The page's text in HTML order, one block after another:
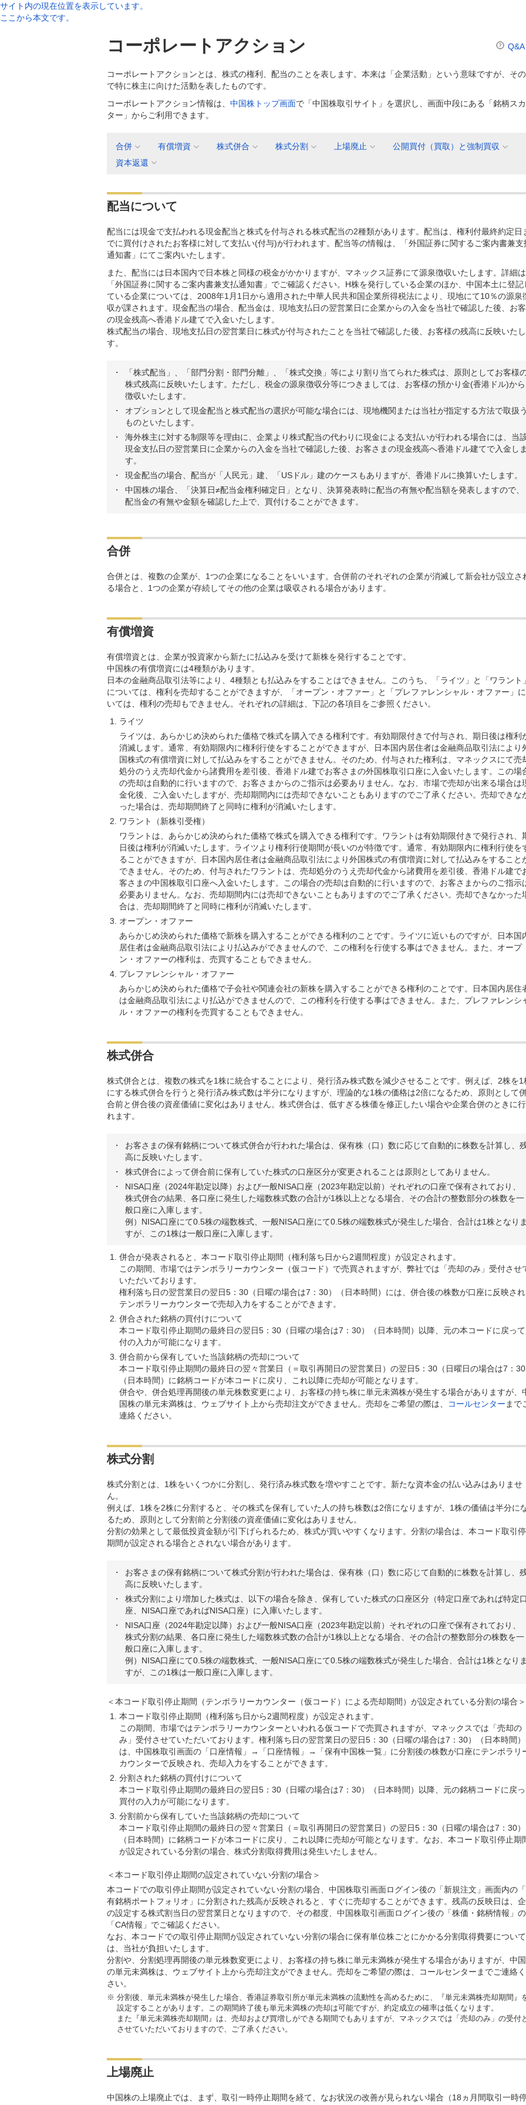
サイト内の現在位置を表示しています。
ここから本文です。
コーポレートアクション Q&A
コーポレートアクションとは、株式の権利、配当のことを表します。本来は「企業活動」という意味ですが、そ
で特に株主に向けた活動を表したものです。
コーポレートアクション情報は、 中国株トップ画面で「中国株取引サイト」を選択し、画面中段にある「銘柄ス
ター」からご利用できます。
合併 有償増資 株式併合 株式分割 上場廃止
公開買付（買取）と強制買収
資本返還
配当について
配当には現金で支払われる現金配当と株式を付与される株式配当の2種類があります。配当は、権利付最終約定日
でに買付けされたお客様に対して支払い(付与)が行われます。配当等の情報は、「外国証券に関するご案内書兼支
通知書」にてご案内いたします。
また、配当には日本国内で日本株と同様の税金がかかりますが、マネックス証券にて源泉徴収いたします。詳細は
「外国証券に関するご案内書兼支払通知書」でご確認ください。H株を発行している企業のほか、中国本土に登記
ている企業については、2008年1月1日から適用された中華人民共和国企業所得税法により、現地にて10％の源泉
収が課されます。現金配当の場合、配当金は、現地支払日の翌営業日に企業からの入金を当社で確認した後、お
の現金残高へ香港ドル建てで入金いたします。
株式配当の場合、現地支払日の翌営業日に株式が付与されたことを当社で確認した後、お客様の残高に反映いたし
す。
「株式配当」、「部門分割・部門分離」、「株式交換」等により割り当てられた株式は、原則としてお客様
株式残高に反映いたします。ただし、税金の源泉徴収分等につきましては、お客様の預かり金(香港ドル)から
徴収いたします。
オプションとして現金配当と株式配当の選択が可能な場合には、現地機関または当社が指定する方法で取扱う
ものといたします。
海外株主に対する制限等を理由に、企業より株式配当の代わりに現金による支払いが行われる場合には、当
現金支払日の翌営業日に企業からの入金を当社で確認した後、お客さまの現金残高へ香港ドル建てで入金しま
す。
現金配当の場合、配当が「人民元」建、「USドル」建のケースもありますが、香港ドルに換算いたします。
中国株の場合、「決算日≠配当金権利確定日」となり、決算発表時に配当の有無や配当額を発表しますので、
配当金の有無や金額を確認した上で、買付けることができます。
合併
合併とは、複数の企業が、1つの企業になることをいいます。合併前のそれぞれの企業が消滅して新会社が設立さ
る場合と、1つの企業が存続してその他の企業は吸収される場合があります。
有償増資
有償増資とは、企業が投資家から新たに払込みを受けて新株を発行することです。
中国株の有償増資には4種類があります。
日本の金融商品取引法等により、4種類とも払込みをすることはできません。このうち、「ライツ」と「ワラント」
については、権利を売却することができますが、「オープン・オファー」と「プレファレンシャル・オファー」
いては、権利の売却もできません。それぞれの詳細は、下記の各項目をご参照ください。
ライツ
ライツは、あらかじめ決められた価格で株式を購入できる権利です。有効期限付きで付与され、期日後は権利
消滅します。通常、有効期限内に権利行使をすることができますが、日本国内居住者は金融商品取引法により
国株式の有償増資に対して払込みをすることができません。そのため、付与された権利は、マネックスにて売
処分のうえ売却代金から諸費用を差引後、香港ドル建でお客さまの外国株取引口座に入金いたします。この場
の売却は自動的に行いますので、お客さまからのご指示は必要ありません。なお、市場で売却が出来る場合は
金化後、ご入金いたしますが、売却期間内には売却できないこともありますのでご了承ください。売却できな
った場合は、売却期間終了と同時に権利が消滅いたします。
ワラント（新株引受権）
ワラントは、あらかじめ決められた価格で株式を購入できる権利です。ワラントは有効期限付きで発行され、
日後は権利が消滅いたします。ライツより権利行使期間が長いのが特徴です。通常、有効期限内に権利行使を
ることができますが、日本国内居住者は金融商品取引法により外国株式の有償増資に対して払込みをすること
できません。そのため、付与されたワラントは、売却処分のうえ売却代金から諸費用を差引後、香港ドル建で
客さまの中国株取引口座へ入金いたします。この場合の売却は自動的に行いますので、お客さまからのご指示
必要ありません。なお、売却期間内には売却できないこともありますのでご了承ください。売却できなかった
合は、売却期間終了と同時に権利が消滅いたします。
オープン・オファー
あらかじめ決められた価格で新株を購入することができる権利のことです。ライツに近いものですが、日本国
居住者は金融商品取引法により払込みができませんので、この権利を行使する事はできません。また、オープ
ン・オファーの権利は、売買することもできません。
プレファレンシャル・オファー
あらかじめ決められた価格で子会社や関連会社の新株を購入することができる権利のことです。日本国内居住
は金融商品取引法により払込ができませんので、この権利を行使する事はできません。また、プレファレンシ
ル・オファーの権利を売買することもできません。
株式併合
株式併合とは、複数の株式を1株に統合することにより、発行済み株式数を減少させることです。例えば、2株を1
にする株式併合を行うと発行済み株式数は半分になりますが、理論的な1株の価格は2倍になるため、原則として
合前と併合後の資産価値に変化はありません。株式併合は、低すぎる株価を修正したい場合や企業合併のときに
れます。
お客さまの保有銘柄について株式併合が行われた場合は、保有株（口）数に応じて自動的に株数を計算し、
高に反映いたします。
株式併合によって併合前に保有していた株式の口座区分が変更されることは原則としてありません。
NISA口座（2024年勘定以降）および一般NISA口座（2023年勘定以前）それぞれの口座で保有されており、
株式併合の結果、各口座に発生した端数株式数の合計が1株以上となる場合、その合計の整数部分の株数を一
般口座に入庫します。
例）NISA口座にて0.5株の端数株式、一般NISA口座にて0.5株の端数株式が発生した場合、合計は1株となりま
すが、この1株は一般口座に入庫します。
併合が発表されると、本コード取引停止期間（権利落ち日から2週間程度）が設定されます。
この期間、市場ではテンポラリーカウンター（仮コード）で売買されますが、弊社では「売却のみ」受付させ
いただいております。
権利落ち日の翌営業日の翌日5：30（日曜の場合は7：30）（日本時間）には、併合後の株数が口座に反映され
テンポラリーカウンターで売却入力をすることができます。
併合された銘柄の買付けについて
本コード取引停止期間の最終日の翌日5：30（日曜の場合は7：30）（日本時間）以降、元の本コードに戻っ
付の入力が可能になります。
併合前から保有していた当該銘柄の売却について
本コード取引停止期間の最終日の翌々営業日（＝取引再開日の翌営業日）の翌日5：30（日曜日の場合は7：30
（日本時間）に銘柄コードが本コードに戻り、これ以降に売却が可能となります。
併合や、併合処理再開後の単元株数変更により、お客様の持ち株に単元未満株が発生する場合がありますが、
国株の単元未満株は、ウェブサイト上から売却注文ができません。売却をご希望の際は、
コールセンター まで
連絡ください。
株式分割
株式分割とは、1株をいくつかに分割し、発行済み株式数を増やすことです。新たな資本金の払い込みはありませ
ん。
例えば、1株を2株に分割すると、その株式を保有していた人の持ち株数は2倍になりますが、1株の価値は半分に
るため、原則として分割前と分割後の資産価値に変化はありません。
分割の効果として最低投資金額が引下げられるため、株式が買いやすくなります。分割の場合は、本コード取引
期間が設定される場合とされない場合があります。
お客さまの保有銘柄について株式分割が行われた場合は、保有株（口）数に応じて自動的に株数を計算し、
高に反映いたします。
株式分割により増加した株式は、以下の場合を除き、保有していた株式の口座区分（特定口座であれば特定口
座、NISA口座であればNISA口座）に入庫いたします。
NISA口座（2024年勘定以降）および一般NISA口座（2023年勘定以前）それぞれの口座で保有されており、
株式分割の結果、各口座に発生した端数株式数の合計が1株以上となる場合、その合計の整数部分の株数を一
般口座に入庫します。
例）NISA口座にて0.5株の端数株式、一般NISA口座にて0.5株の端数株式が発生した場合、合計は1株となりま
すが、この1株は一般口座に入庫します。
＜本コード取引停止期間（テンポラリーカウンター（仮コード）による売却期間）が設定されている分割の場合＞
本コード取引停止期間（権利落ち日から2週間程度）が設定されます。
この期間、市場ではテンポラリーカウンターといわれる仮コードで売買されますが、マネックスでは「売却の
み」受付させていただいております。権利落ち日の翌営業日の翌日5：30（日曜の場合は7：30）（日本時間）
は、中国株取引画面の「口座情報」→「口座情報」→「保有中国株一覧」に分割後の株数が口座にテンポラリ
カウンターで反映され、売却入力をすることができます。
分割された銘柄の買付けについて
本コード取引停止期間の最終日の翌日5：30（日曜の場合は7：30）（日本時間）以降、元の銘柄コードに戻
買付の入力が可能になります。
分割前から保有していた当該銘柄の売却について
本コード取引停止期間の最終日の翌々営業日（＝取引再開日の翌営業日）の翌日5：30（日曜の場合は7：30）
（日本時間）に銘柄コードが本コードに戻り、これ以降に売却が可能となります。なお、本コード取引停止期
が設定されている分割の場合、株式分割取得費用は発生いたしません。
＜本コード取引停止期間の設定されていない分割の場合＞
本コードでの取引停止期間が設定されていない分割の場合、中国株取引画面ログイン後の「新規注文」画面内の
有銘柄ポートフォリオ」に分割された残高が反映されると、すぐに売却することができます。残高の反映日は、
の設定する株式割当日の翌営業日となりますので、その都度、中国株取引画面ログイン後の「株価・銘柄情報」の
「CA情報」でご確認ください。
なお、本コードでの取引停止期間が設定されていない分割の場合に保有単位株ごとにかかる分割取得費要について
は、当社が負担いたします。
分割や、分割処理再開後の単元株数変更により、お客様の持ち株に単元未満株が発生する場合がありますが、中
の単元未満株は、ウェブサイト上から売却注文ができません。売却をご希望の際は、コールセンターまでご連絡
さい。
※ 分割後、単元未満株が発生した場合、香港証券取引所が単元未満株の流動性を高めるために、『単元未満株売却期間』
設定することがあります。この期間終了後も単元未満株の売却は可能ですが、約定成立の確率は低くなります。
また『単元未満株売却期間』は、売却および買増しができる期間でもありますが、マネックスでは「売却のみ」の受付
させていただいておりますので、ご了承ください。
上場廃止
中国株の上場廃止では、まず、取引一時停止期間を経て、なお状況の改善が見られない場合（18ヵ月間取引一時